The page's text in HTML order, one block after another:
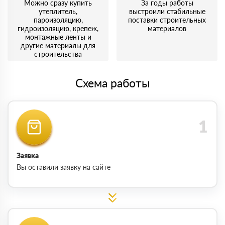
Можно сразу купить
утеплитель,
пароизоляцию,
гидроизоляцию, крепеж,
монтажные ленты и
другие материалы для
строительства
За годы работы
выстроили стабильные
поставки строительных
материалов
Схема работы
Заявка
Вы оставили заявку на сайте